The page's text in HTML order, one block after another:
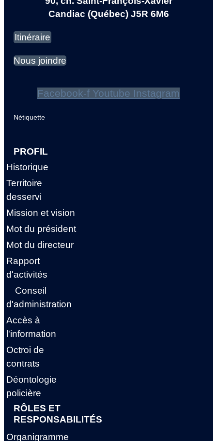
Candiac (Québec) J5R 6M6
Itinéraire
Nous joindre
Facebook-f Youtube Instagram
Nétiquette
PROFIL
Historique
Territoire
desservi
Mission et vision
Mot du président
Mot du directeur
Rapport
d'activités
Conseil
d'administration
Accès à
l'information
Octroi de
contrats
Déontologie
policière
RÔLES ET
RESPONSABILITÉS
Organigramme